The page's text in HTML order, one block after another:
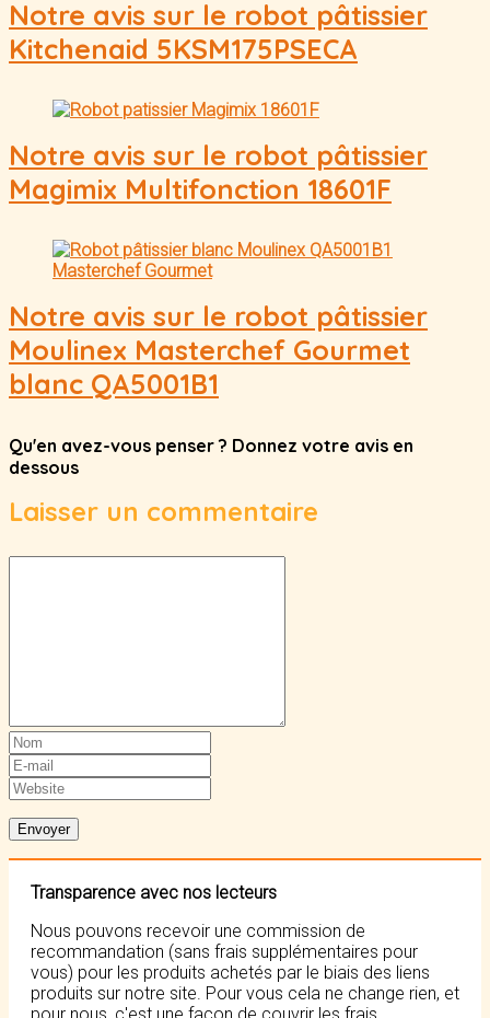
Notre avis sur le robot pâtissier
Kitchenaid 5KSM175PSECA
Notre avis sur le robot pâtissier
Magimix Multifonction 18601F
Notre avis sur le robot pâtissier
Moulinex Masterchef Gourmet
blanc QA5001B1
Qu'en avez-vous penser ? Donnez votre avis en
dessous
Laisser un commentaire
Transparence avec nos lecteurs
Nous pouvons recevoir une commission de
recommandation (sans frais supplémentaires pour
vous) pour les produits achetés par le biais des liens
produits sur notre site. Pour vous cela ne change rien, et